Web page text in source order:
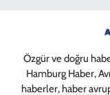
Özgür ve doğru
Hamburg Haber,
haberler, haber